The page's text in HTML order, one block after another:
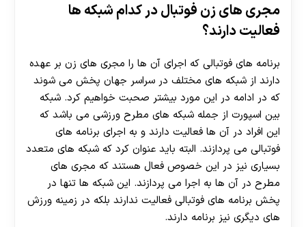
مجری های زن فوتبال در کدام شبکه ها
فعالیت دارند؟
برنامه های فوتبالی که اجرای آن ها را مجری های زن بر عهده
دارند از شبکه‌ های مختلف در سراسر جهان پخش می شوند
که در ادامه در این مورد بیشتر صحبت خواهیم کرد. شبکه
بین اسپورت از جمله شبکه های مطرح ورزشی می باشد که
این افراد در آن ها فعالیت دارند و به اجرای برنامه های
فوتبالی می پردازند. البته باید عنوان کرد که شبکه های متعدد
بسیاری نیز در این خصوص فعال هستند که مجری های
مطرح در آن ها به اجرا می پردازند. این شبکه ها تنها در
پخش برنامه های فوتبالی فعالیت ندارند بلکه در زمینه ورزش
های دیگری نیز برنامه دارند.